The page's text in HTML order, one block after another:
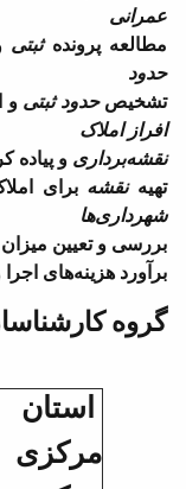
عمرانی
مطالعه پروندهثبتی
حدود
تشخیصحدود ثبتیو
افراز املاک
نقشه‌برداری و پیاده
تهیهنقشهبرای
شهرداری‌ها
بررسی و تعیین
برآورد هزینه‌های
گروه
استان
مرکزی